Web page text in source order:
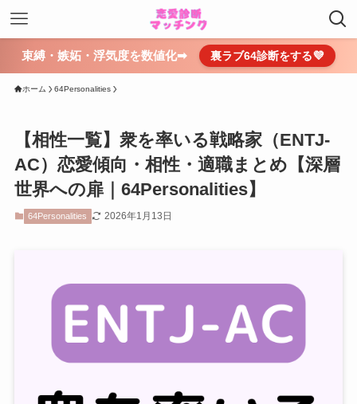
束縛・嫉妬・浮気度を数値化➡ 裏ラブ64診断をする💜
ホーム 64Personalities
【相性一覧】衆を率いる戦略家（ENTJ-
AC）恋愛傾向・相性・適職まとめ【深層
世界への扉｜64Personalities】
64Personalities 2026年1月13日